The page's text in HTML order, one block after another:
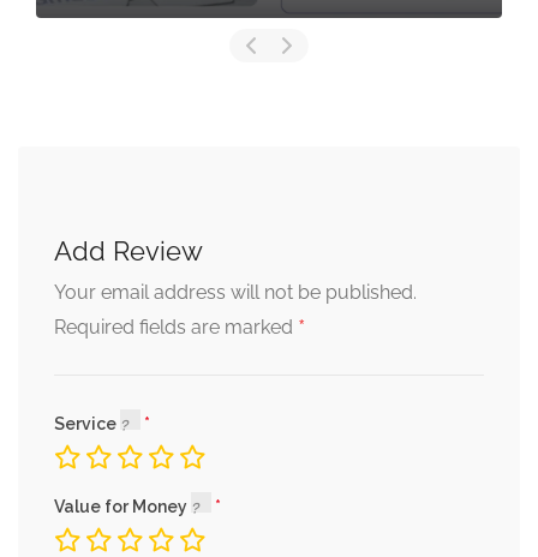
Add Review
Your email address will not be published.
Required fields are marked *
Service
Value for Money